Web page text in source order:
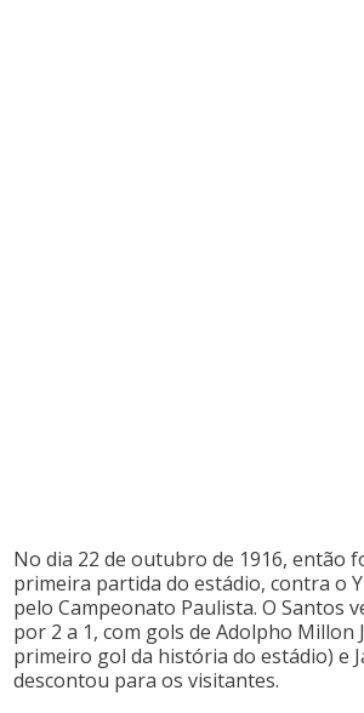
No dia 22 de outubro de 1916, então
primeira partida do estádio, contra o
pelo Campeonato Paulista. O Santos
por 2 a 1, com gols de Adolpho Millon
primeiro gol da história do estádio) e
descontou para os visitantes.